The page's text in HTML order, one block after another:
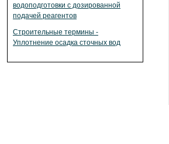
водоподготовки с дозированной
подачей реагентов
Строительные термины -
Уплотнение осадка сточных вод